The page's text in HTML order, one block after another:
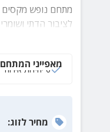
לציבור הדתי
הליכה, פלטת שבת
מאפייני המתחם
6 יחידות אירוח
מחירלזוג: